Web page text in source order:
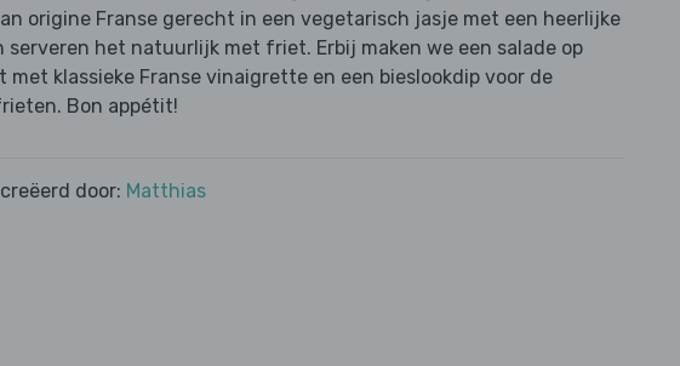
origine Franse gerecht in een vegetarisch jasje met een heerlijke
serveren het natuurlijk met friet. Erbij maken we een salade op
met klassieke Franse vinaigrette en een bieslookdip voor de
Bon appétit!
door: Matthias